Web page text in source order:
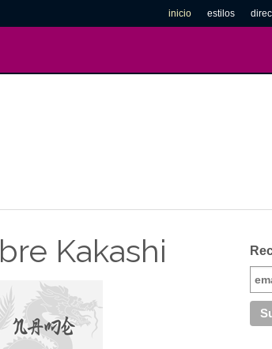
inicio estilos
Kakashi